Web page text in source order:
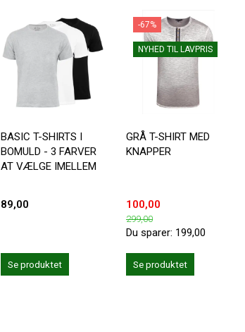
BASIC T-SHIRTS I
BOMULD - 3 FARVER
AT VÆLGE IMELLEM
89,00
Se produktet
-67%
NYHED TIL LAVPRIS
GRÅ T-SHIRT MED
KNAPPER
100,00
299,00
Du sparer: 199,00
Se produktet